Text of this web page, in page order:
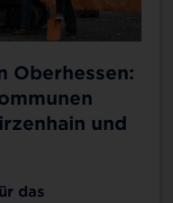
Oberhessen:
und
das